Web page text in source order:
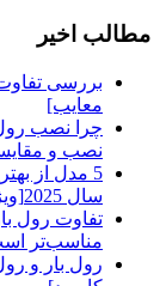
مطالب اخیر
بررسی تفاوت
معایب]
چرا نصب رول
نصب و
5 مدل از
سال 2025[ویژگی ها]
تفاوت رول
مناسب‌تر
رول بار و